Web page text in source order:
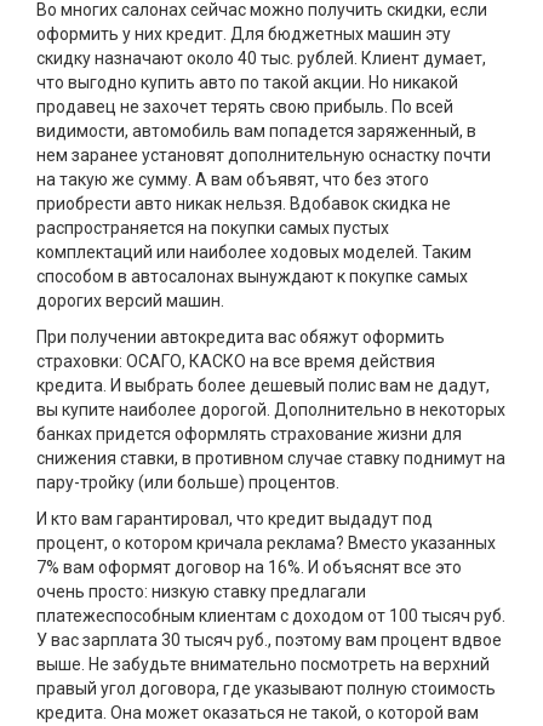
Во многих салонах сейчас можно получить скидки, если
оформить у них кредит. Для бюджетных машин эту
скидку назначают около 40 тыс. рублей. Клиент думает,
что выгодно купить авто по такой акции. Но никакой
продавец не захочет терять свою прибыль. По всей
видимости, автомобиль вам попадется заряженный, в
нем заранее установят дополнительную оснастку почти
на такую же сумму. А вам объявят, что без этого
приобрести авто никак нельзя. Вдобавок скидка не
распространяется на покупки самых пустых
комплектаций или наиболее ходовых моделей. Таким
способом в автосалонах вынуждают к покупке самых
дорогих версий машин.
При получении автокредита вас обяжут оформить
страховки: ОСАГО, КАСКО на все время действия
кредита. И выбрать более дешевый полис вам не дадут,
вы купите наиболее дорогой. Дополнительно в некоторых
банках придется оформлять страхование жизни для
снижения ставки, в противном случае ставку поднимут на
пару-тройку (или больше) процентов.
И кто вам гарантировал, что кредит выдадут под
процент, о котором кричала реклама? Вместо указанных
7% вам оформят договор на 16%. И объяснят все это
очень просто: низкую ставку предлагали
платежеспособным клиентам с доходом от 100 тысяч руб.
У вас зарплата 30 тысяч руб., поэтому вам процент вдвое
выше. Не забудьте внимательно посмотреть на верхний
правый угол договора, где указывают полную стоимость
кредита. Она может оказаться не такой, о которой вам